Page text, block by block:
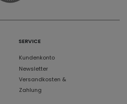
SERVICE
Kundenkonto
Newsletter
Versandkosten &
Zahlung